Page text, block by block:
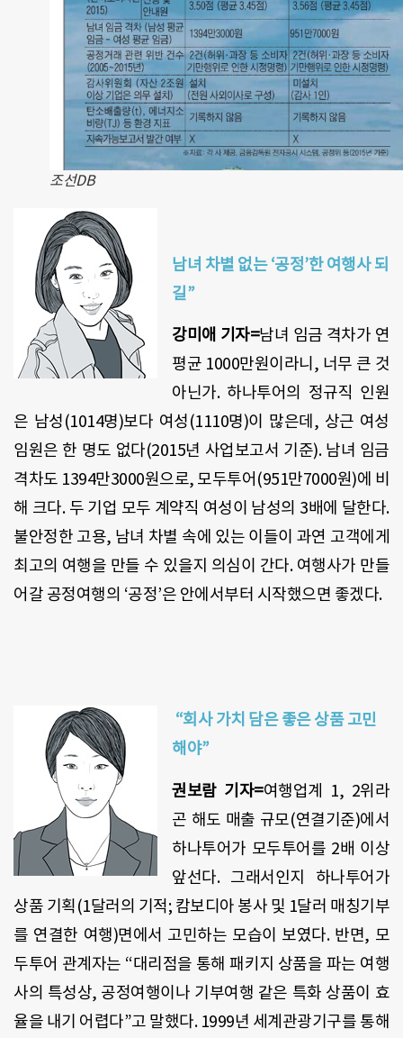
조선DB
남녀 차별 없는 ‘공정’한 여행사 되
길”
강미애 기자=남녀 임금 격차가 연
평균 1000만원이라니, 너무 큰 것
아닌가. 하나투어의 정규직 인원
은 남성(1014명)보다 여성(1110명)이 많은데, 상근 여성
임원은 한 명도 없다(2015년 사업보고서 기준). 남녀 임금
격차도 1394만3000원으로, 모두투어(951만7000원)에 비
해 크다. 두 기업 모두 계약직 여성이 남성의 3배에 달한다.
불안정한 고용, 남녀 차별 속에 있는 이들이 과연 고객에게
최고의 여행을 만들 수 있을지 의심이 간다. 여행사가 만들
어갈 공정여행의 ‘공정’은 안에서부터 시작했으면 좋겠다.
“회사 가치 담은 좋은 상품 고민
해야”
권보람 기자=여행업계 1, 2위라
곤 해도 매출 규모(연결기준)에서
하나투어가 모두투어를 2배 이상
앞선다. 그래서인지 하나투어가
상품 기획(1달러의 기적; 캄보디아 봉사 및 1달러 매칭기부
를 연결한 여행)면에서 고민하는 모습이 보였다. 반면, 모
두투어 관계자는 “대리점을 통해 패키지 상품을 파는 여행
사의 특성상, 공정여행이나 기부여행 같은 특화 상품이 효
율을 내기 어렵다”고 말했다. 1999년 세계관광기구를 통해